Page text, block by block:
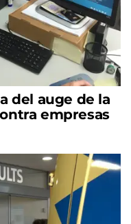
del auge de la
empresas